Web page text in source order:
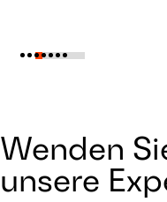
Wenden
unsere